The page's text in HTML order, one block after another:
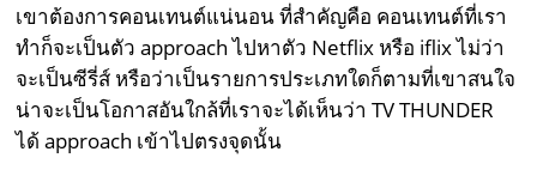
เขาต้องการคอนเทนต์แน่นอน ที่สำคัญคือ คอนเทนต์ที่เรา
ทำก็จะเป็นตัว approach ไปหาตัว Netflix หรือ iflix ไม่ว่า
จะเป็นซีรี่ส์ หรือว่าเป็นรายการประเภทใดก็ตามที่เขาสนใจ
น่าจะเป็นโอกาสอันใกล้ที่เราจะได้เห็นว่า TV THUNDER
ได้ approach เข้าไปตรงจุดนั้น